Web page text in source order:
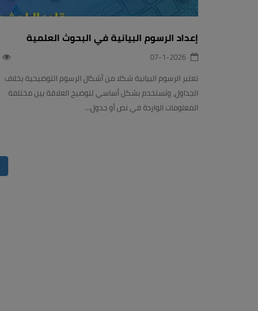
إعداد الرسوم البيانية في البحوث العلمية
تعتبر الرسوم البيانية شكلا من أشكال الرسوم التوضيحية بخلاف
الجداول، وتستخدم بشكل أساسي لتوضيح العلاقة بين مختلفة
المعلومات الواردة في نص أو جدول…